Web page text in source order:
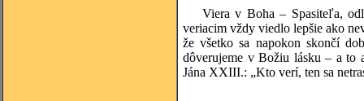
Viera v Boha – Spasiteľa,
veriacim vždy viedlo lepšie ako
že všetko sa napokon skončí
dôverujeme v Božiu lásku – a to
Jána XXIII.: „Kto verí, ten sa